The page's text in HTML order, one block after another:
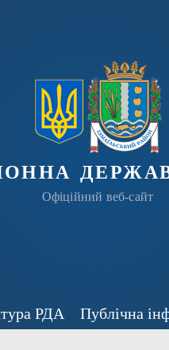
Офіційний веб-сайт
РДА Публічна